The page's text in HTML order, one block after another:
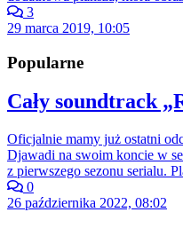
3
29 marca 2019, 10:05
Popularne
Cały soundtrack
Oficjalnie mamy już ostatni
Djawadi na swoim koncie w
z pierwszego sezonu serialu.
0
26 października 2022, 08:02